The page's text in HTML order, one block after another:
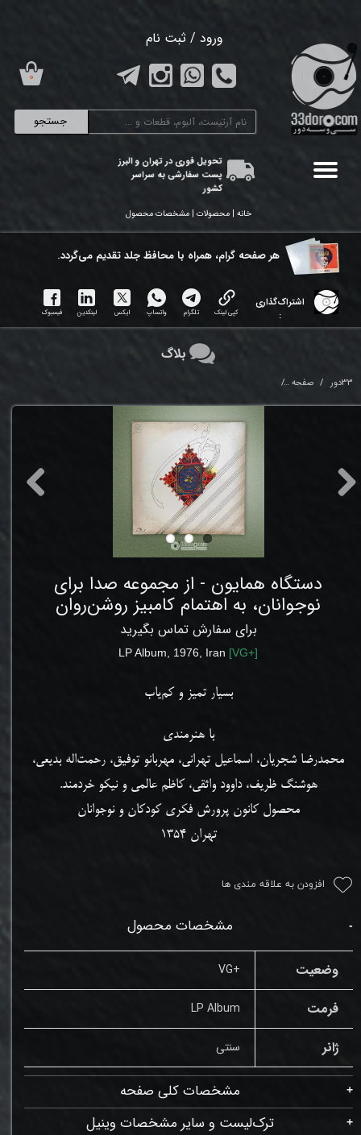
جستجو
ورود / ثبت نام
تغییر گذر واژه
سفارشات
تحویل فوری در تهران و البرز
پست سفارشی به سراسر
کشور
۰
خانه | محصولات | مشخصات محصول
هر ​صفحه گرام، همراه با محافظ جلد تقدیم می‌گردد.
اشتراک‌گذاری
:
کپی لینک تلگرام واتساپ ایکس لینکدین فیسبوک
33دور صفحه
دستگاه همایون - از مجموعه صدا برای
نوجوانان، به اهتمام کامبیز روشن‌روان
برای سفارش تماس بگیرید
LP Album, 1976, Iran [VG+]
بسیار تمیز و کم‌یاب
با هنرمندی
محمدرضا شجریان، اسماعیل تهرانی، مهربانو توفیق، رحمت‌اله بدیعی،
هوشنگ ظریف، داوود واثقی، کاظم عالمی و نیکو خردمند.
محصول کانون پرورش فکری کودکان و نوجوانان
تهران 1354
افزودن به علاقه مندی ها
مشخصات محصول
وضعیت +VG
فرمت LP Album
ژانر سنتی
مشخصات کلی صفحه
ترک‌لیست و سایر مشخصات وینیل
بلاگ